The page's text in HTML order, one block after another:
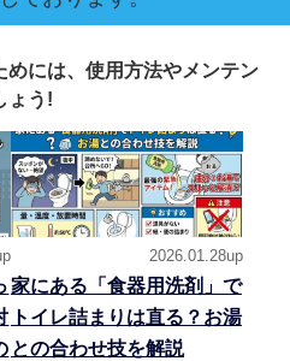
めには、使用方法やメンテン
ょう!
2026.01.28up
家にある「食器用洗剤」で
トイレ詰まりは直る？お湯
との合わせ技を解説